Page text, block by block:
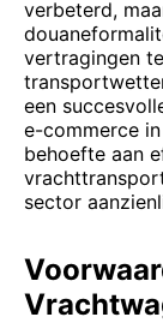
verbeterd,
vertragingen
een
e-commerce
behoefte aan
sector